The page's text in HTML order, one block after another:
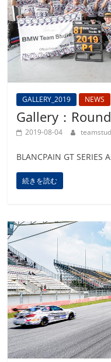
GALLERY_2019 NEWS
Gallery：
2019-08-04
BLANCPAIN GT
続きを読む